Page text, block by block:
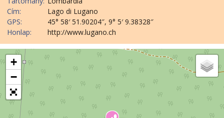
Cím:
Lago di Lugano
GPS:
45° 58′ 51.90204″, 9° 5′ 9.38328″
Honlap:
http://www.lugano.ch
+
−